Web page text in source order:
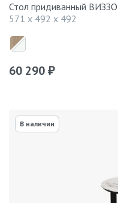
Стол придиванный
571 x 492 x 492
60 290 ₽
В наличии